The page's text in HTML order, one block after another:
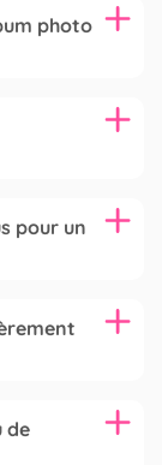
photo
pour un
de